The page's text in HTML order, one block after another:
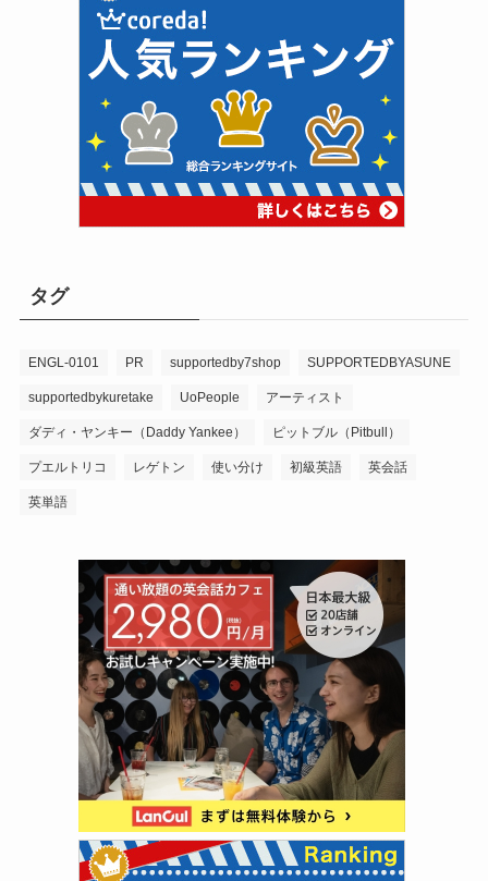
タグ
ENGL-0101 PR supportedby7shop SUPPORTEDBYASUNE
supportedbykuretake UoPeople アーティスト
ダディ・ヤンキー（Daddy Yankee） ピットブル（Pitbull）
プエルトリコ レゲトン 使い分け 初級英語 英会話
英単語